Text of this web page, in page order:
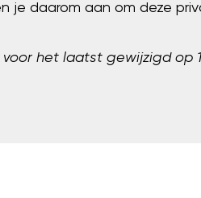
je daarom aan om deze
het laatst gewijzigd op